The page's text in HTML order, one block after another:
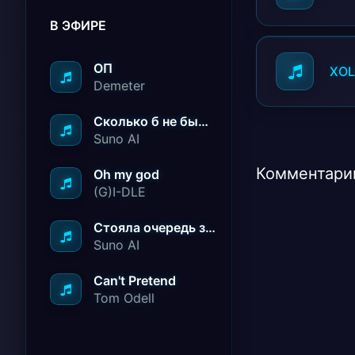
В ЭФИРЕ
ОП
Demeter
Сколько б не было вам лет не грустите
Suno AI
Oh my god
(G)I-DLE
Стояла очередь за радостью
Suno AI
Can't Pretend
Tom Odell